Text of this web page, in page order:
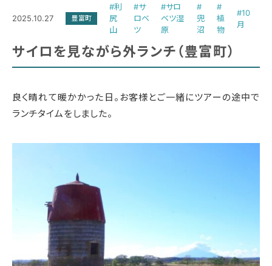
2025.10.27 豊富町
#利
尻
山
#サ
ロベ
ツ
#サロ
ベツ湿
原
#
兜
沼
#
植
物
#10
月
サイロを見ながら外ランチ（豊富町）
良く晴れて暖かかった日。お客様とご一緒にツアーの途中で
ランチタイムをしました。